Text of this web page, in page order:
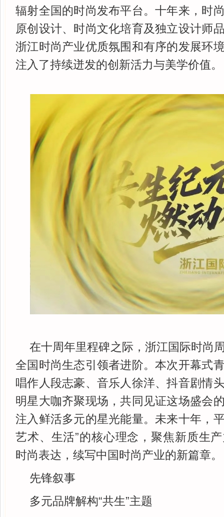
辐射全国的时尚发布平台。十年来，时
原创设计、时尚文化培育及独立设计师
浙江时尚产业优质氛围和有序的发展环
注入了持续迸发的创新活力与美学价值。
在十周年里程碑之际，浙江国际时尚
全国时尚生态引领者进阶。本次开幕式
唱作人段志豪、音乐人徐洋、抖音剧情
明星大咖齐聚现场，共同见证这场盛会
注入鲜活多元的星光能量。未来十年，
艺术、生活”的核心理念，聚焦新质生
时尚表达，续写中国时尚产业的新篇章。
先锋叙事
多元品牌解构“共生”主题